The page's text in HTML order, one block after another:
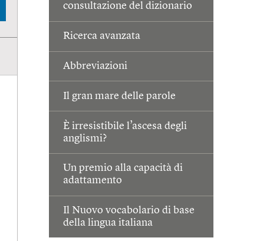
consultazione del dizionario
Ricerca avanzata
Abbreviazioni
Il gran mare delle parole
È irresistibile l’ascesa degli
anglismi?
Un premio alla capacità di
adattamento
Il Nuovo vocabolario di base
della lingua italiana